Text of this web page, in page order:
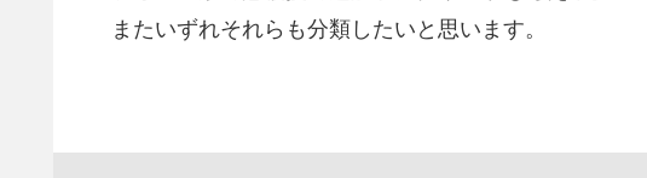
またいずれそれらも分類したいと思います。